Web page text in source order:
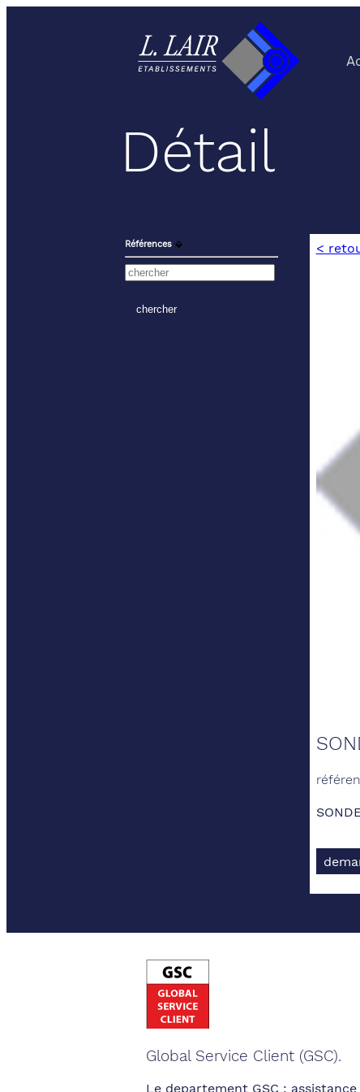
Détail
Références ⬙ <
Global Service Client (GSC).
Le departement GSC : assistance